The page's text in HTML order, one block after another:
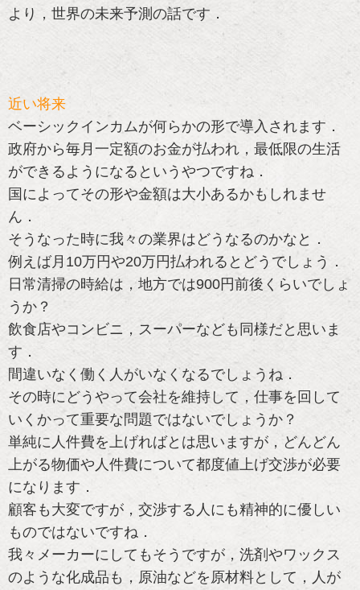
より，世界の未来予測の話です．
近い将来
ベーシックインカムが何らかの形で導入されます．
政府から毎月一定額のお金が払われ，最低限の生活
ができるようになるというやつですね．
国によってその形や金額は大小あるかもしれませ
ん．
そうなった時に我々の業界はどうなるのかなと．
例えば月10万円や20万円払われるとどうでしょう．
日常清掃の時給は，地方では900円前後くらいでしょ
うか？
飲食店やコンビニ，スーパーなども同様だと思いま
す．
間違いなく働く人がいなくなるでしょうね．
その時にどうやって会社を維持して，仕事を回して
いくかって重要な問題ではないでしょうか？
単純に人件費を上げればとは思いますが，どんどん
上がる物価や人件費について都度値上げ交渉が必要
になります．
顧客も大変ですが，交渉する人にも精神的に優しい
ものではないですね．
我々メーカーにしてもそうですが，洗剤やワックス
のような化成品も，原油などを原材料として，人が